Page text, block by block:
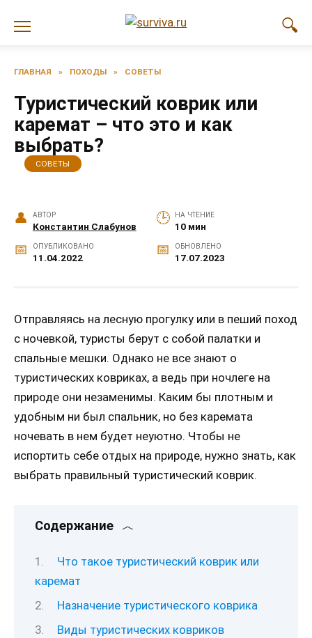
ГЛАВНАЯ » ПОХОДЫ » СОВЕТЫ
Туристический коврик или
каремат – что это и как
выбрать?
СОВЕТЫ
АВТОР
Константин Слабунов
НА ЧТЕНИЕ
10 мин
ОПУБЛИКОВАНО
11.04.2022
ОБНОВЛЕНО
17.07.2023
Отправляясь на лесную прогулку или в пеший поход
с ночевкой, туристы берут с собой палатки и
спальные мешки. Однако не все знают о
туристических ковриках, а ведь при ночлеге на
природе они незаменимы. Каким бы плотным и
удобным ни был спальник, но без каремата
ночевать в нем будет неуютно. Чтобы не
испортить себе отдых на природе, нужно знать, как
выбрать правильный туристический коврик.
Содержание
Что такое туристический коврик или
каремат
Назначение туристического коврика
Виды туристических ковриков